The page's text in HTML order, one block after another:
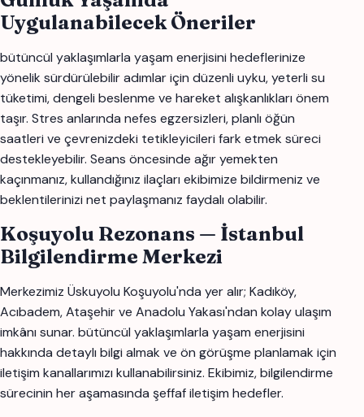
Uygulanabilecek Öneriler
bütüncül yaklaşımlarla yaşam enerjisini hedeflerinize
yönelik sürdürülebilir adımlar için düzenli uyku, yeterli su
tüketimi, dengeli beslenme ve hareket alışkanlıkları önem
taşır. Stres anlarında nefes egzersizleri, planlı öğün
saatleri ve çevrenizdeki tetikleyicileri fark etmek süreci
destekleyebilir. Seans öncesinde ağır yemekten
kaçınmanız, kullandığınız ilaçları ekibimize bildirmeniz ve
beklentilerinizi net paylaşmanız faydalı olabilir.
Koşuyolu Rezonans — İstanbul
Bilgilendirme Merkezi
Merkezimiz Üskuyolu Koşuyolu'nda yer alır; Kadıköy,
Acıbadem, Ataşehir ve Anadolu Yakası'ndan kolay ulaşım
imkânı sunar. bütüncül yaklaşımlarla yaşam enerjisini
hakkında detaylı bilgi almak ve ön görüşme planlamak için
iletişim kanallarımızı kullanabilirsiniz. Ekibimiz, bilgilendirme
sürecinin her aşamasında şeffaf iletişim hedefler.